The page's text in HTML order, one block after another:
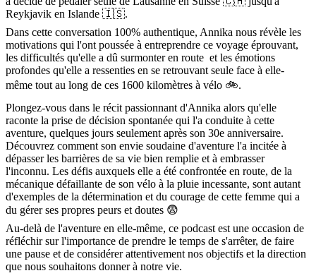
Reykjavik en Islande 🇮🇸.
Dans cette conversation 100% authentique, Annika nous révèle les
motivations qui l'ont poussée à entreprendre ce voyage éprouvant,
les difficultés qu'elle a dû surmonter en route et les émotions
profondes qu'elle a ressenties en se retrouvant seule face à elle-
même tout au long de ces 1600 kilomètres à vélo 🚲.
Plongez-vous dans le récit passionnant d'Annika alors qu'elle
raconte la prise de décision spontanée qui l'a conduite à cette
aventure, quelques jours seulement après son 30e anniversaire.
Découvrez comment son envie soudaine d'aventure l'a incitée à
dépasser les barrières de sa vie bien remplie et à embrasser
l'inconnu. Les défis auxquels elle a été confrontée en route, de la
mécanique défaillante de son vélo à la pluie incessante, sont autant
d'exemples de la détermination et du courage de cette femme qui a
du gérer ses propres peurs et doutes 😨
Au-delà de l'aventure en elle-même, ce podcast est une occasion de
réfléchir sur l'importance de prendre le temps de s'arrêter, de faire
une pause et de considérer attentivement nos objectifs et la direction
que nous souhaitons donner à notre vie.